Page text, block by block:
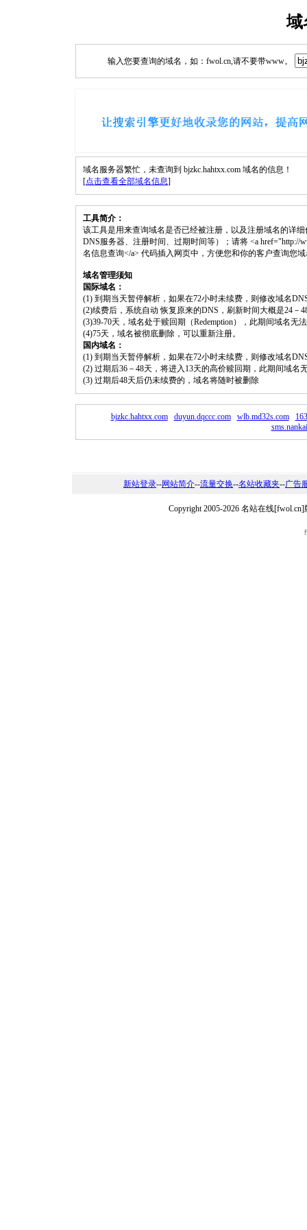
域
输入您要查询的域名，如：fwol.cn,请不要带www。
域名服务器繁忙，未查询到 bjzkc.hahtxx.com 域名的信息！
[点击查看全部域名信息]
工具简介：
该工具是用来查询域名是否已经被注册，以及注册域名的详
DNS服务器、注册时间、过期时间等）；请将 <a href="http://
名信息查询</a> 代码插入网页中，方便您和你的客户查询您
域名管理须知
国际域名：
(1) 到期当天暂停解析，如果在72小时未续费，则修改域名
(2)续费后，系统自动 恢复原来的DNS，刷新时间大概是24－
(3)39-70天，域名处于赎回期（Redemption），此期间域名无
(4)75天，域名被彻底删除，可以重新注册。
国内域名：
(1) 到期当天暂停解析，如果在72小时未续费，则修改域名
(2) 过期后36－48天，将进入13天的高价赎回期，此期间域名
(3) 过期后48天后仍未续费的，域名将随时被删除
bjzkc.hahtxx.com duyun.dqccc.com wlb.md32s.com
新站登录--网站简介--流量交换--名站收藏夹--广告
Copyright 2005-2026 名站在线